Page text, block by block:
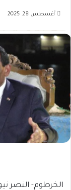
أغسطس 28, 2025
الخرطوم- النصر